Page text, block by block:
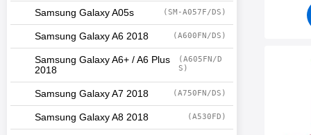
Samsung Galaxy A05s (SM-A057F/DS)
Samsung Galaxy A6 2018 (A600FN/DS)
Samsung Galaxy A6+ / A6 Plus
2018
(A605FN/D
S)
Samsung Galaxy A7 2018 (A750FN/DS)
Samsung Galaxy A8 2018 (A530FD)
Makera crazy